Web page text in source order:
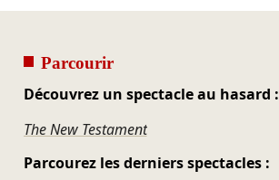
Parcourir
Découvrez un spectacle au hasard :
The New Testament
Parcourez les derniers spectacles :